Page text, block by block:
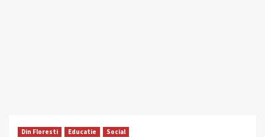
Din Floresti Educatie Social